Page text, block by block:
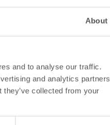
About
and to analyse our traffic.
and analytics partners
collected from your
vakantie.
en op
31 augustus